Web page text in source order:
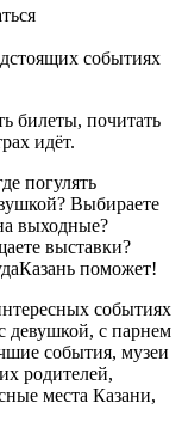
событиях
билеты, почитать
идёт.
погулять
Выбираете
выходные?
выставки?
поможет!
событиях
девушкой, с парнем
события, музеи
родителей,
места Казани,